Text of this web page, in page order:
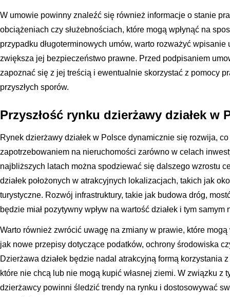
W umowie powinny znaleźć się również informacje o stanie
obciążeniach czy służebnościach, które mogą wpłynąć na
przypadku długoterminowych umów, warto rozważyć
zwiększa jej bezpieczeństwo prawne. Przed podpisaniem
zapoznać się z jej treścią i ewentualnie skorzystać z pomocy
przyszłych sporów.
Przyszłość rynku dzierżawy działek w
Rynek dzierżawy działek w Polsce dynamicznie się rozwija,
zapotrzebowaniem na nieruchomości zarówno w celach
najbliższych latach można spodziewać się dalszego wzrostu
działek położonych w atrakcyjnych lokalizacjach, takich jak
turystyczne. Rozwój infrastruktury, takie jak budowa dróg,
będzie miał pozytywny wpływ na wartość działek i tym
Warto również zwrócić uwagę na zmiany w prawie, które
jak nowe przepisy dotyczące podatków, ochrony środowiska
Dzierżawa działek będzie nadal atrakcyjną formą korzystania
które nie chcą lub nie mogą kupić własnej ziemi. W związku z
dzierżawcy powinni śledzić trendy na rynku i dostosowywać